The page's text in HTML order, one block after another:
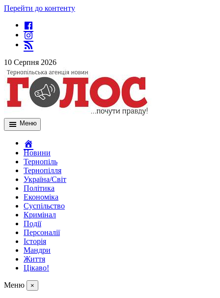
Перейти до контенту
10 Серпня 2026
Меню
Новини
Тернопіль
Тернопілля
Україна/Світ
Політика
Економіка
Суспільство
Кримінал
Події
Персоналії
Історія
Мандри
Життя
Цікаво!
Меню ×